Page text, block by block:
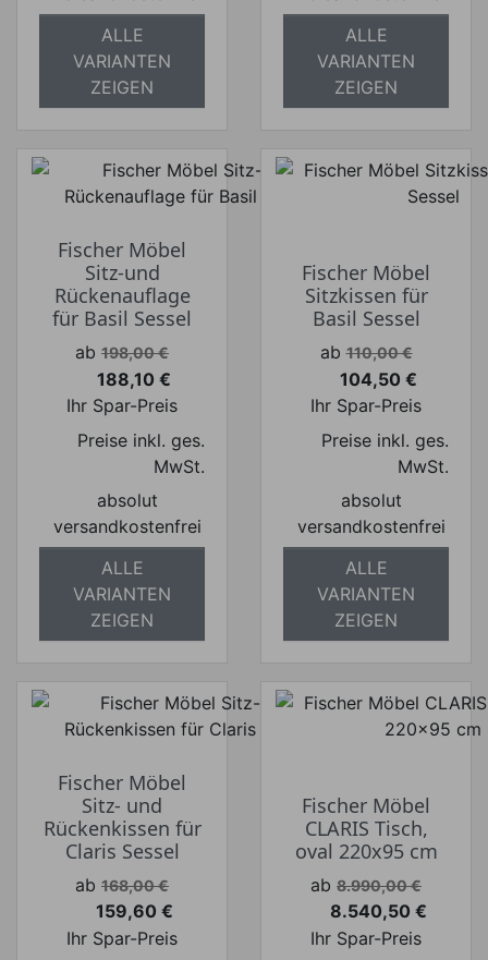
ALLE
VARIANTEN
ZEIGEN
ALLE
VARIANTEN
ZEIGEN
Fischer Möbel
Sitz-und
Rückenauflage
für Basil Sessel
Verkaufspreis
ab 198,00 €
Preis
188,10 €
Ihr Spar-Preis
Preise inkl. ges.
MwSt.
absolut
versandkostenfrei
ALLE
VARIANTEN
ZEIGEN
Fischer Möbel
Sitzkissen für
Basil Sessel
Verkaufspreis
ab 110,00 €
Preis
104,50 €
Ihr Spar-Preis
Preise inkl. ges.
MwSt.
absolut
versandkostenfrei
ALLE
VARIANTEN
ZEIGEN
Fischer Möbel
Sitz- und
Rückenkissen für
Claris Sessel
Verkaufspreis
ab 168,00 €
Preis
159,60 €
Ihr Spar-Preis
Fischer Möbel
CLARIS Tisch,
oval 220x95 cm
Verkaufspreis
ab 8.990,00 €
Preis
8.540,50 €
Ihr Spar-Preis